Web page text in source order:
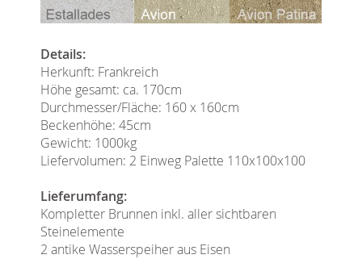
Details:
Herkunft: Frankreich
Höhe gesamt: ca. 170cm
Durchmesser/Fläche: 160 x 160cm
Beckenhöhe: 45cm
Gewicht: 1000kg
Liefervolumen: 2 Einweg Palette 110x100x100
Lieferumfang:
Kompletter Brunnen inkl. aller sichtbaren
Steinelemente
2 antike Wasserspeiher aus Eisen